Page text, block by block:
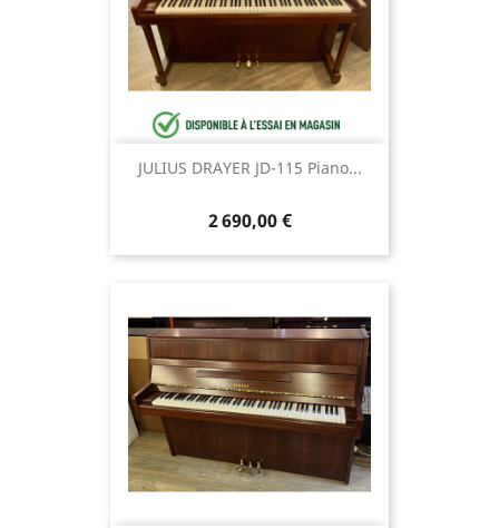
JULIUS DRAYER JD-115 Piano...
2 690,00 €